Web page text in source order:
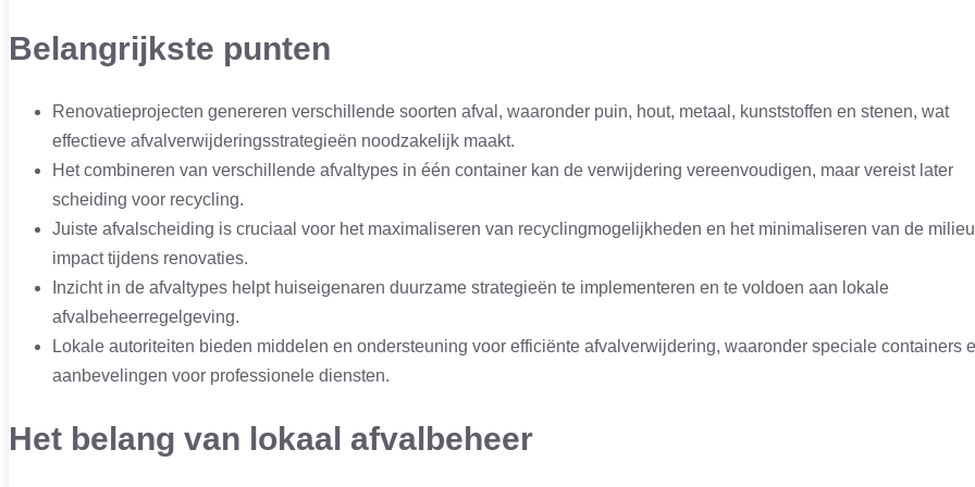
Belangrijkste punten
Renovatieprojecten genereren verschillende soorten afval, waaronder puin, hout, metaal, kunststoffen en stenen, wat
effectieve afvalverwijderingsstrategieën noodzakelijk maakt.
Het combineren van verschillende afvaltypes in één container kan de verwijdering vereenvoudigen, maar vereist later
scheiding voor recycling.
Juiste afvalscheiding is cruciaal voor het maximaliseren van recyclingmogelijkheden en het minimaliseren van de
impact tijdens renovaties.
Inzicht in de afvaltypes helpt huiseigenaren duurzame strategieën te implementeren en te voldoen aan lokale
afvalbeheerregelgeving.
Lokale autoriteiten bieden middelen en ondersteuning voor efficiënte afvalverwijdering, waaronder speciale containers
aanbevelingen voor professionele diensten.
Het belang van lokaal afvalbeheer